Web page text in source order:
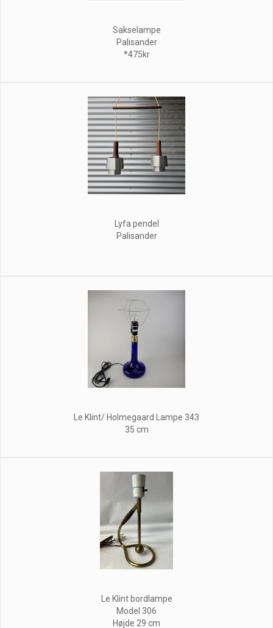
Sakselampe
Palisander
*475kr
Lyfa pendel
Palisander
Le Klint/ Holmegaard Lampe 343
35 cm
Le Klint bordlampe
Model 306
Højde 29 cm